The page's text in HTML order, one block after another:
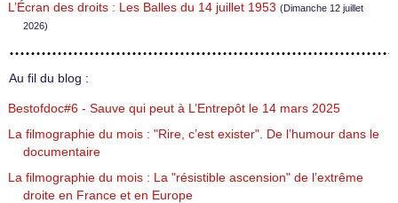
L’Écran des droits : Les Balles du 14 juillet 1953 (Dimanche 12 juillet
2026)
Au fil du blog :
Bestofdoc#6 - Sauve qui peut à L’Entrepôt le 14 mars 2025
La filmographie du mois : "Rire, c’est exister". De l’humour dans le
documentaire
La filmographie du mois : La "résistible ascension" de l’extrême
droite en France et en Europe